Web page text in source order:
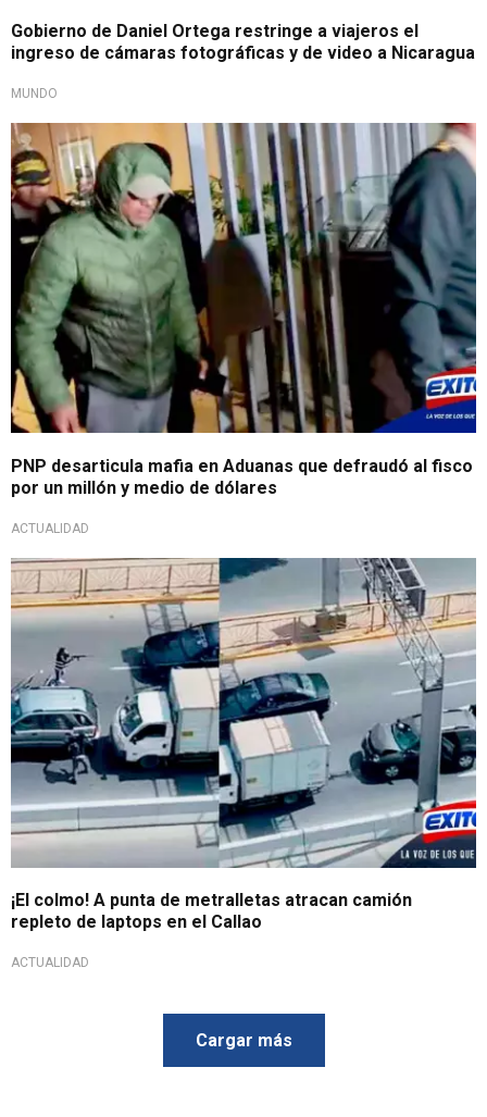
Gobierno de Daniel Ortega restringe a viajeros el
ingreso de cámaras fotográficas y de video a Nicaragua
MUNDO
PNP desarticula mafia en Aduanas que defraudó al fisco
por un millón y medio de dólares
ACTUALIDAD
¡El colmo! A punta de metralletas atracan camión
repleto de laptops en el Callao
ACTUALIDAD
Cargar más